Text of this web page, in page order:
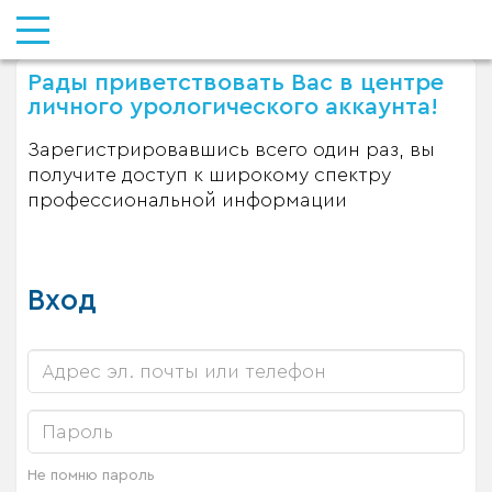
Рады приветствовать Вас в центре
личного урологического аккаунта!
Зарегистрировавшись всего один раз, вы
получите доступ к широкому спектру
профессиональной информации
Вход
Не помню пароль